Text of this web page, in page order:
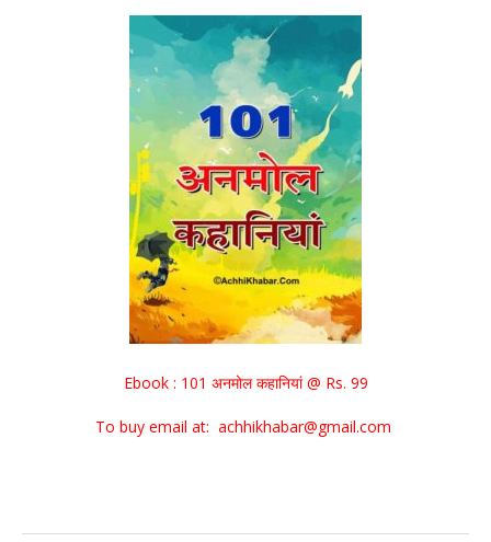
Ebook : 101 अनमोल कहानियां @ Rs. 99
To buy email at: achhikhabar@gmail.com